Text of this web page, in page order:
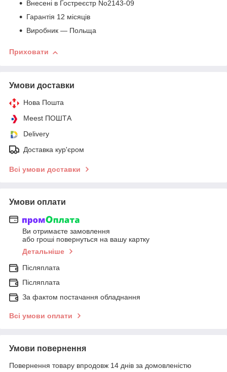
Внесені в Гостреєстр No2143-09
Гарантія 12 місяців
Виробник — Польща
Приховати
Умови доставки
Нова Пошта
Meest ПОШТА
Delivery
Доставка кур'єром
Всі умови доставки
Умови оплати
Ви отримаєте замовлення
або гроші повернуться на вашу картку
Детальніше
Післяплата
Післяплата
За фактом постачання обладнання
Всі умови оплати
Умови повернення
Повернення товару впродовж 14 днів за домовленістю